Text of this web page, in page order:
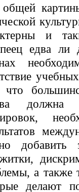
и
едва ли
что
должна
добавить
а также
делают